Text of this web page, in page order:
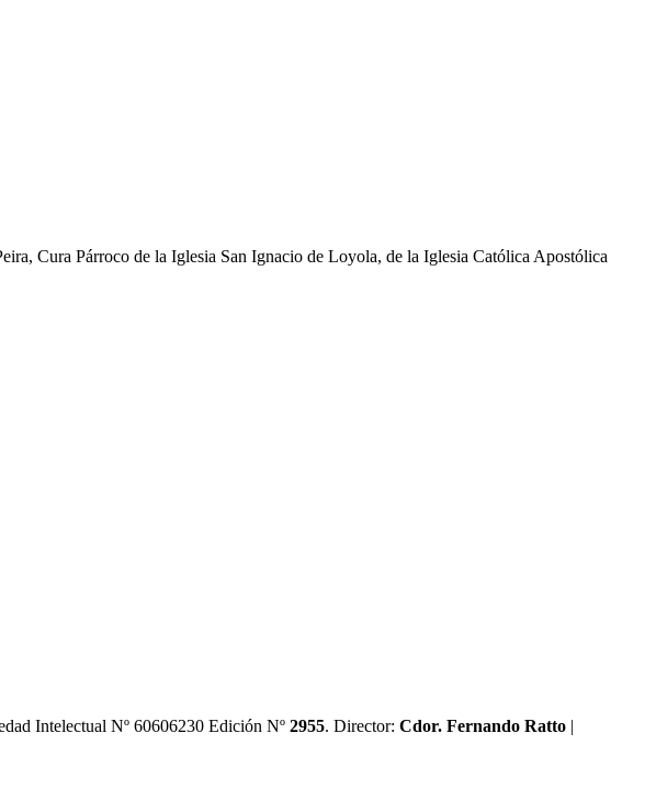
Cura Párroco de la Iglesia San Ignacio de Loyola, de la Iglesia Católica Apostólica
Intelectual Nº 60606230 Edición Nº 2955. Director:​ Cdor. Fernando Ratto |